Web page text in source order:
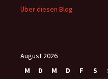
Über diesen Blog
August 2026
M
D M D F S